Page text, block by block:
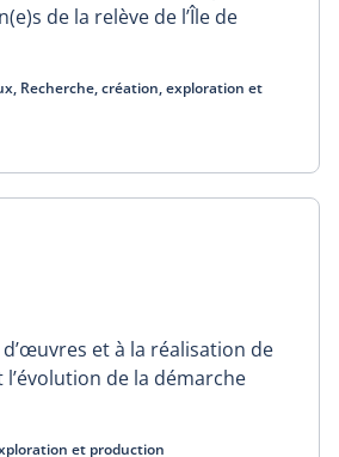
de la relève de l’Île de
Recherche, création, exploration et
et à la réalisation de
de la démarche
et production